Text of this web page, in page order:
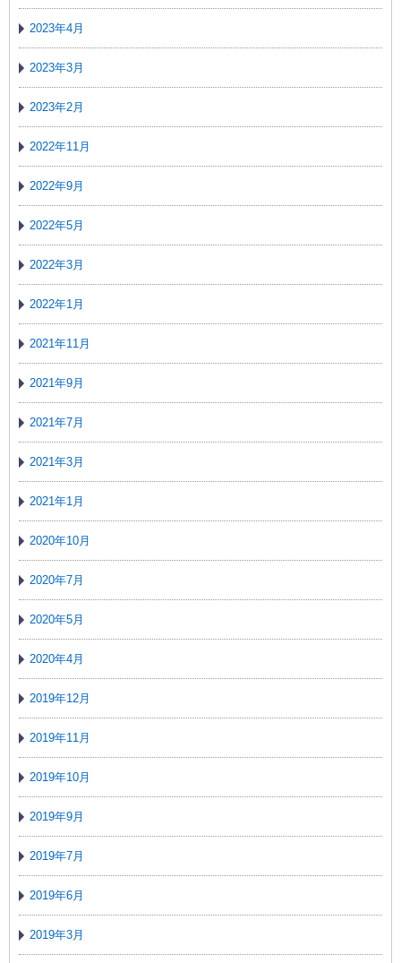
2023年4月
2023年3月
2023年2月
2022年11月
2022年9月
2022年5月
2022年3月
2022年1月
2021年11月
2021年9月
2021年7月
2021年3月
2021年1月
2020年10月
2020年7月
2020年5月
2020年4月
2019年12月
2019年11月
2019年10月
2019年9月
2019年7月
2019年6月
2019年3月